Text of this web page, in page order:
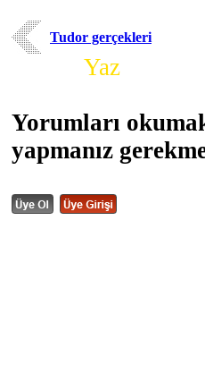
Tudor gerçekleri
Yaz
Yorumları
yapmanız